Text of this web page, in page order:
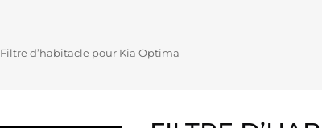
Filtre d’habitacle pour Kia Optima